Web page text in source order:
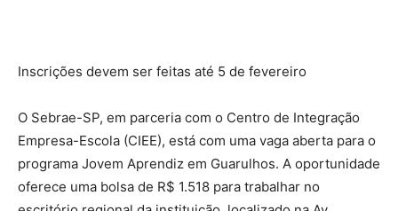
Inscrições devem ser feitas até 5 de fevereiro
O Sebrae-SP, em parceria com o Centro de Integração
Empresa-Escola (CIEE), está com uma vaga aberta para o
programa Jovem Aprendiz em Guarulhos. A oportunidade
oferece uma bolsa de R$ 1.518 para trabalhar no